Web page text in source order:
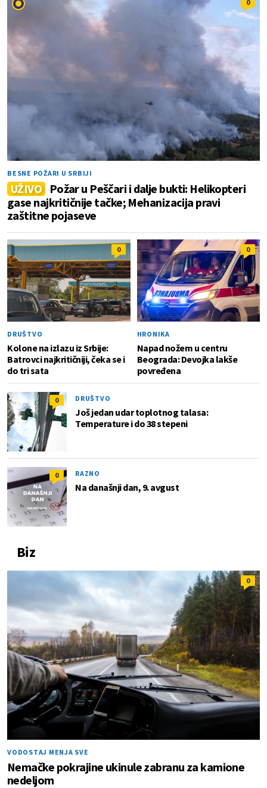
0
BESNE POŽARI U SRBIJI
UŽIVO Požar u Peščari i dalje bukti: Helikopteri
gase najkritičnije tačke; Mehanizacija pravi
zaštitne pojaseve
0
DRUŠTVO
Kolone na izlazu iz Srbije:
Batrovci najkritičniji, čeka se i
do tri sata
0
HRONIKA
Napad nožem u centru
Beograda: Devojka lakše
povređena
0 DRUŠTVO
Još jedan udar toplotnog talasa:
Temperature i do 38 stepeni
0 RAZNO
Na današnji dan, 9. avgust
Biz
0
VODOSTAJ MENJA SVE
Nemačke pokrajine ukinule zabranu za kamione
nedeljom